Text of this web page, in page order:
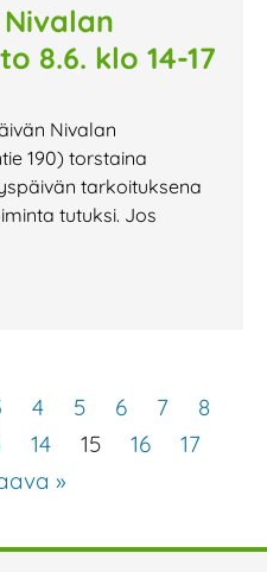
8.6. klo 14-17
Nivalan
190) torstaina
tarkoituksena
tutuksi. Jos
4 5 6 7
8
14 15 16
17
»